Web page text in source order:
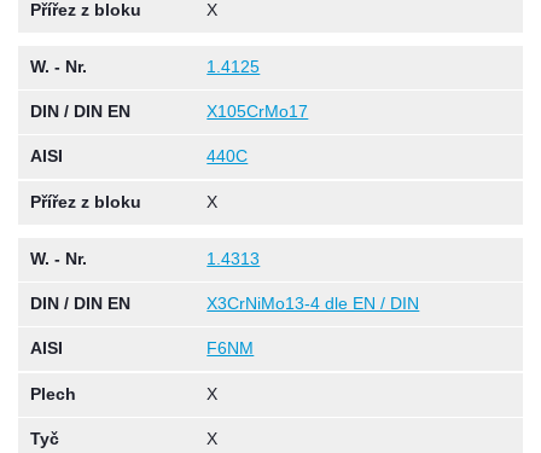
Přířez z bloku X
W. - Nr. 1.4125
DIN / DIN EN X105CrMo17
AISI 440C
Přířez z bloku X
W. - Nr. 1.4313
DIN / DIN EN X3CrNiMo13-4 dle EN / DIN
AISI F6NM
Plech X
Tyč X